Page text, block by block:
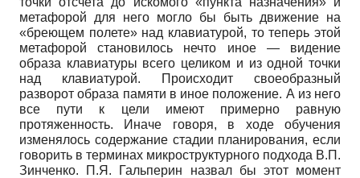
метафорой для него могло бы быть движение на
«бреющем полете» над клавиатурой, то теперь этой
метафорой становилось нечто иное — видение
образа клавиатуры всего целиком и из одной точки
над клавиатурой. Происходит своеобразный
разворот образа памяти в иное положение. А из него
все пути к цели имеют примерно равную
протяженность. Иначе говоря, в ходе обучения
изменялось содержание стадии планирования, если
говорить в терминах микроструктурного подхода В.П.
Зинченко. П.Я. Галь­перин назвал бы этот момент